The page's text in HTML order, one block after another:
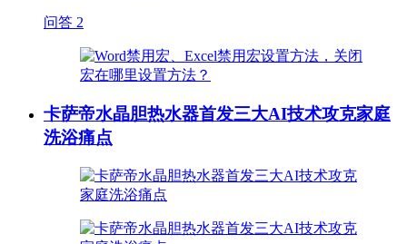
问答 2
卡萨帝水晶胆热水器首发三大AI技术攻克家庭
洗浴痛点